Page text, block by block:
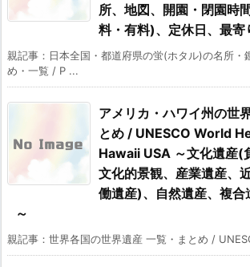
所、地図、開園・閉園時
料・有料)、定休日、最寄
親記事：日本全国・都道府県の蛍(ホタル)の名所・
め・一覧 / P ...
アメリカ・ハワイ州の世
とめ / UNESCO World
Hawaii USA ～文化遺産(
文化的景観、産業遺産、
働遺産)、自然遺産、複合
～
親記事：世界各国の世界遺産 一覧・まとめ /